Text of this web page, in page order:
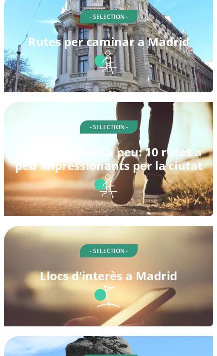
- SELECTION -
Rutes per caminar a Madrid
- SELECTION -
Explora Madrid a peu: 10 rutes a
peu impressionants per la ciutat
- SELECTION -
Llocs d'interès a Madrid